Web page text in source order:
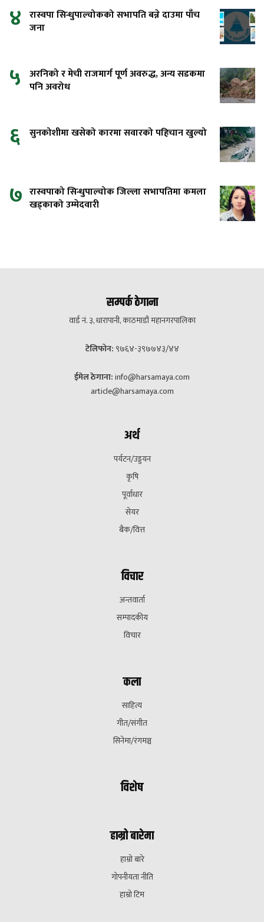
४ रास्वपा सिन्धुपाल्चोकको सभापति बन्ने दाउमा पाँच
जना
५ अरनिको र मेची राजमार्ग पूर्ण अवरुद्ध, अन्य सडकमा
पनि अवरोध
६ सुनकोशीमा खसेको कारमा सवारको पहिचान खुल्यो
७ रास्वपाको सिन्धुपाल्चोक जिल्ला सभापतिमा कमला
खड्काको उम्मेदवारी
सम्पर्क ठेगाना
वार्ड नं. ३, धारापानी, काठमाडौं महानगरपालिका
टेलिफोन: ९७६४-३९७७४३/४४
ईमेल ठेगाना:info@harsamaya.com
article@harsamaya.com
अर्थ
पर्यटन/उड्डयन
कृषि
पूर्वाधार
सेयर
बैक/वित्त
विचार
अन्तवार्ता
सम्पादकीय
विचार
कला
साहित्य
गीत/संगीत
सिनेमा/रंगमञ्च
विशेष
हाम्रो बारेमा
हाम्रो बारे
गोपनीयता नीति
हाम्रो टिम